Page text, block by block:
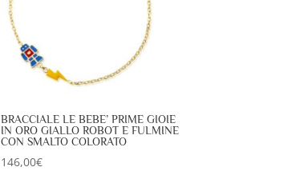
BRACCIALE LE BEBE’ PRIME GIOIE
IN ORO GIALLO ROBOT E FULMINE
CON SMALTO COLORATO
146,00€